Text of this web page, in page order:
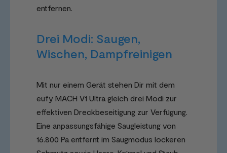
entfernen.
Drei Modi: Saugen,
Wischen, Dampfreinigen
Mit nur einem Gerät stehen Dir mit dem
eufy MACH V1 Ultra gleich drei Modi zur
effektiven Dreckbeseitigung zur Verfügung.
Eine anpassungsfähige Saugleistung von
16.800 Pa entfernt im Saugmodus lockeren